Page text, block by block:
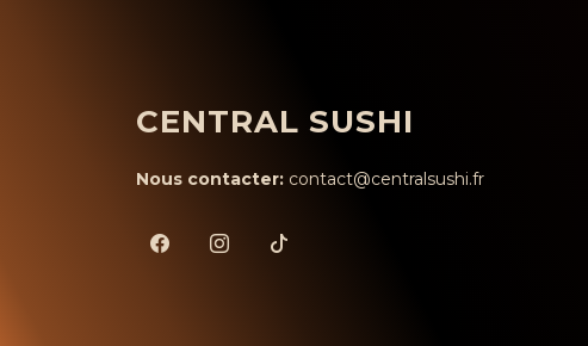
CENTRAL SUSHI
Nous contacter: contact@centralsushi.fr